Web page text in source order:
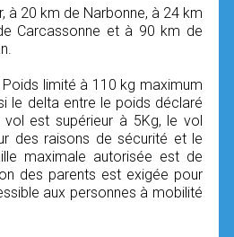
à 20 km de Narbonne, à 24 km
Carcassonne et à 90 km de
Poids limité à 110 kg maximum
le delta entre le poids déclaré
est supérieur à 5Kg, le vol
des raisons de sécurité et le
maximale autorisée est de
des parents est exigée pour
aux personnes à mobilité